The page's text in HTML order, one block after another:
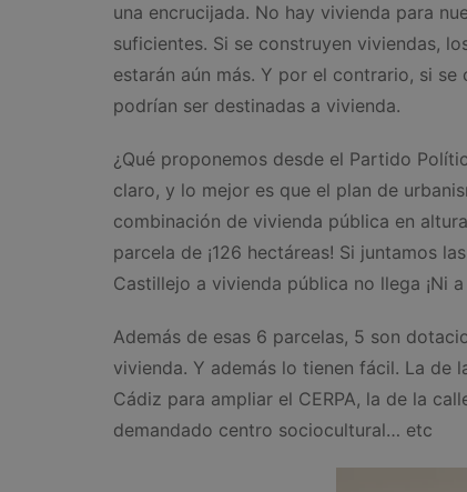
una encrucijada. No hay vivienda para
suficientes. Si se construyen viviendas,
estarán aún más. Y por el contrario, si
podrían ser destinadas a vivienda.
¿Qué proponemos desde el Partido
claro, y lo mejor es que el plan de
combinación de vivienda pública en
parcela de ¡126 hectáreas! Si juntamos
Castillejo a vivienda pública no llega ¡Ni
Además de esas 6 parcelas, 5 son
vivienda. Y además lo tienen fácil. La
Cádiz para ampliar el CERPA, la de la
demandado centro sociocultural… etc